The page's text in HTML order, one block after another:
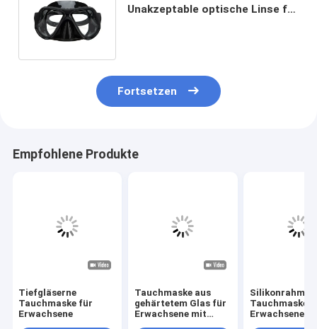
Unakzeptable optische Linse für
Fortsetzen
Empfohlene Produkte
Tiefgläserne
Tauchmaske für
Erwachsene
Tauchmaske aus
gehärtetem Glas für
Erwachsene mit
Tauchmaske
Erwachsene